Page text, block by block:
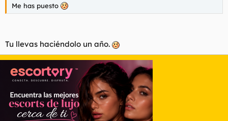
Me has puesto
Tu llevas haciéndolo un año.